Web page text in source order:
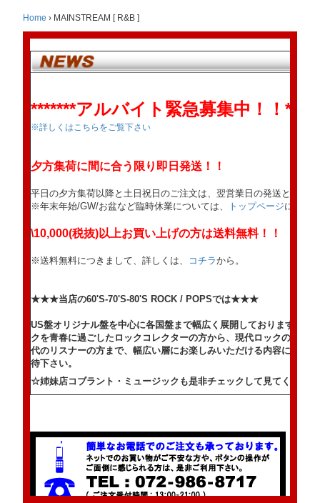
Home › MAINSTREAM [ R&B ]
*******アルバイト緊急募集中！！
※詳しくはこちらをご覧下さい
夕方集荷に間に合う限り即日発送！！
平日の夕方集荷以降と土日祝日のご注文は、翌営業日の発送となり
※年末年始/GW/お盆など臨時休業については、
トップページにてお
\10,000(税抜)以上お買い上げの方は送料無料！！
※送料無料につきまして、詳しくは、 コチラから。
★★★当店の60'S-70'S-80'S ROCK / POPSでは★★★
US盤オリジナル盤を中心に各国盤まで幅広く展開しております。ビ
クを青春に過ごしたロックコレクターの方から、現代ロックのルー
代のリスナーの方まで、幅広い層にお楽しみいただける内容になっ
待下さい。
☆姉妹店コブラント・ミュージックも是非チェックして見てくださ